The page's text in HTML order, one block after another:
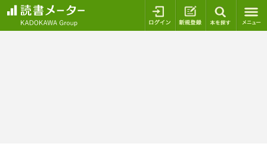
ログイン 新規登録